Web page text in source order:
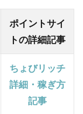
ポイントサイ
トの詳細記事
ちょびリッチ
詳細・稼ぎ方
記事